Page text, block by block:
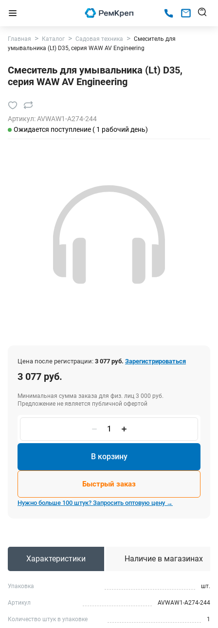
Главная Каталог Садовая техника
Смеситель для
умывальника (Lt) D35, серия WAW AV Engineering
Смеситель для умывальника (Lt) D35,
серия WAW AV Engineering
Артикул:AVWAW1-A274-244
Ожидается поступление ( 1 рабочий день)
Цена после регистрации: 3 077 руб. Зарегистрироваться
3 077 руб.
Минимальная сумма заказа для физ. лиц 3 000 руб.
Предложение не является публичной офертой
В корзину
Быстрый заказ
Нужно больше 100 штук? Запросить оптовую цену →
Характеристики Наличие в магазинах
Упаковка шт.
Артикул AVWAW1-A274-244
Количество штук в упаковке 1